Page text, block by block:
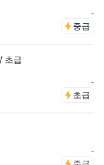
-
중급
초급
-
초급
-